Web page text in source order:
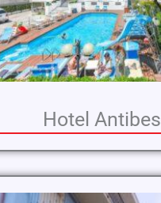
Hotel Antibes